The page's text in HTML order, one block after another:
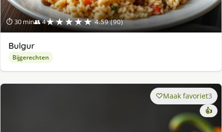
⏱ 30 min👥 4★★★★★ 4.59 (90)
Bulgur
Bijgerechten
Maak favoriet3
👍